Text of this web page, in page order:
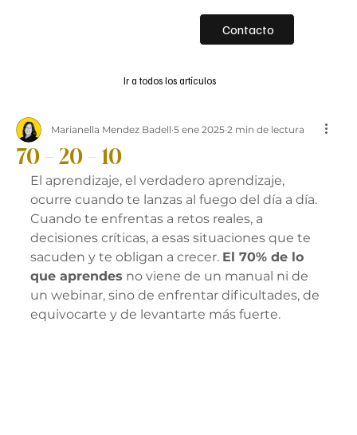
Contacto
Ir a todos los artículos
70 – 20 – 10
Marianella Mendez Badell 5 ene 2025 2 min de lectura
El aprendizaje, el verdadero aprendizaje,
ocurre cuando te lanzas al fuego del día a día.
Cuando te enfrentas a retos reales, a
decisiones críticas, a esas situaciones que te
sacuden y te obligan a crecer. El 70% de lo
que aprendes no viene de un manual ni de
un webinar, sino de enfrentar dificultades, de
equivocarte y de levantarte más fuerte.